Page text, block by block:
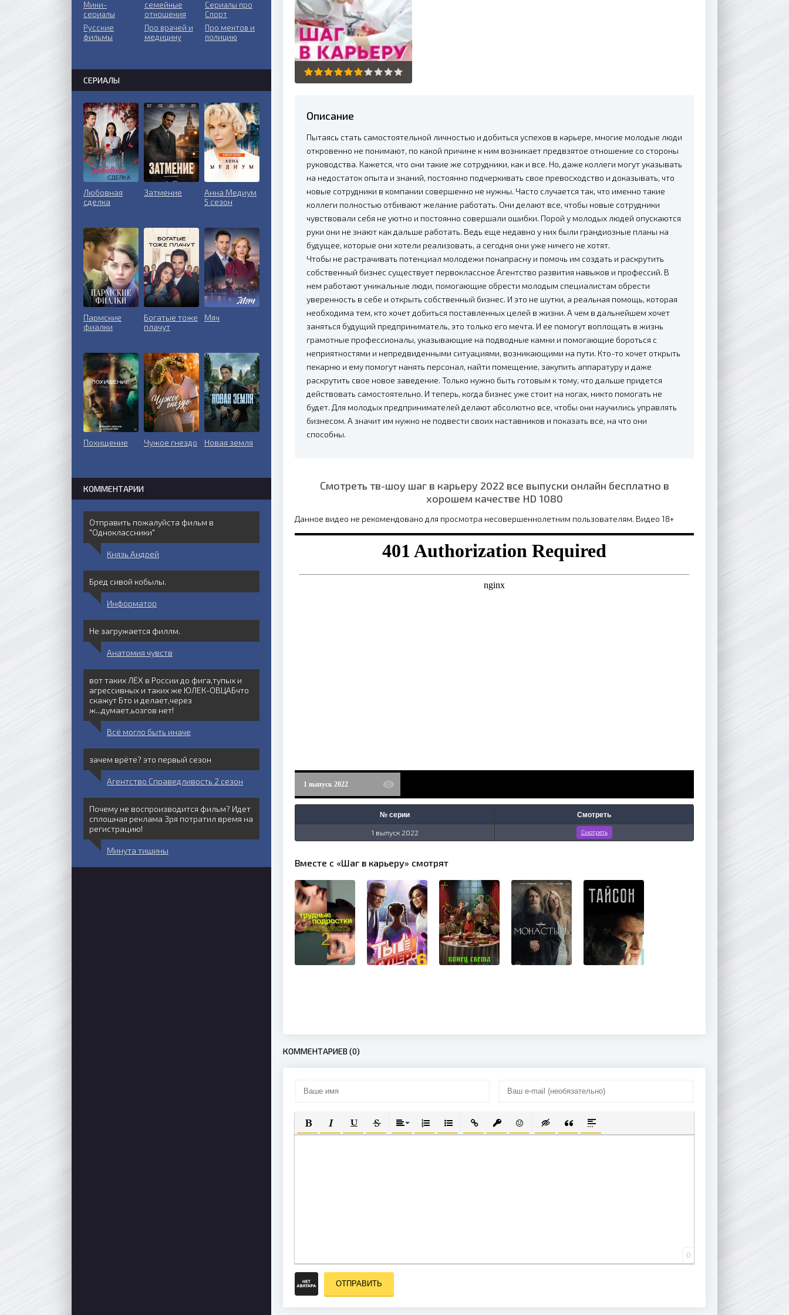
Описание
Пытаясь стать самостоятельной личностью и добиться успехов в карьере, многие молодые люди
откровенно не понимают, по какой причине к ним возникает предвзятое отношение со стороны
руководства. Кажется, что они такие же сотрудники, как и все. Но, даже коллеги могут указывать
на недостаток опыта и знаний, постоянно подчеркивать свое превосходство и доказывать, что
новые сотрудники в компании совершенно не нужны. Часто случается так, что именно такие
коллеги полностью отбивают желание работать. Они делают все, чтобы новые сотрудники
чувствовали себя не уютно и постоянно совершали ошибки. Порой у молодых людей опускаются
руки они не знают как дальше работать. Ведь еще недавно у них были грандиозные планы на
будущее, которые они хотели реализовать, а сегодня они уже ничего не хотят.
Чтобы не растрачивать потенциал молодежи понапрасну и помочь им создать и раскрутить
собственный бизнес существует первоклассное Агентство развития навыков и профессий. В
нем работают уникальные люди, помогающие обрести молодым специалистам обрести
уверенность в себе и открыть собственный бизнес. И это не шутки, а реальная помощь, которая
необходима тем, кто хочет добиться поставленных целей в жизни. А чем в дальнейшем хочет
заняться будущий предприниматель, это только его мечта. И ее помогут воплощать в жизнь
грамотные профессионалы, указывающие на подводные камни и помогающие бороться с
неприятностями и непредвиденными ситуациями, возникающими на пути. Кто-то хочет открыть
пекарню и ему помогут нанять персонал, найти помещение, закупить аппаратуру и даже
раскрутить свое новое заведение. Только нужно быть готовым к тому, что дальше придется
действовать самостоятельно. И теперь, когда бизнес уже стоит на ногах, никто помогать не
будет. Для молодых предпринимателей делают абсолютно все, чтобы они научились управлять
бизнесом. А значит им нужно не подвести своих наставников и показать все, на что они
способны.
Смотреть тв-шоу шаг в карьеру 2022 все выпуски онлайн бесплатно в
хорошем качестве HD 1080
Данное видео не рекомендовано для просмотра несовершеннолетним пользователям. Видео 18+
1 выпуск 2022
№ серии Смотреть
1 выпуск 2022 Смотреть
Вместе с «Шаг в карьеру» смотрят
КОММЕНТАРИЕВ (0)
ПОЛУЖИРНЫЙ
КУРСИВПОДЧЕРКНУТЫЙ
ЗАЧЕРКНУТЫЙВЫРАВНИВАНИЕ
НУМЕРОВАННЫЙ СПИСОК
МАРКИРОВАННЫЙ СПИСОК
ВСТАВИТЬ ССЫЛКУ
ВСТАВИТЬ ЗАЩИЩЕННУЮ ССЫЛКУ
ВСТАВИТЬ СМАЙЛИК
ВСТАВКА СКРЫТОГО ТЕКСТА
ВСТАВКА ЦИТАТЫ
ВСТАВКА СПОЙЛЕРА
0
ОТПРАВИТЬ
Мини-
сериалы
Русские
фильмы
ceмeйныe
oтнoшeния
Пpo врачей и
медицину
Сериалы про
Спорт
Про ментов и
полицию
СЕРИАЛЫ
Любовная
сделка
Затмение
Анна Медиум
5 сезон
Пармские
фиалки
Богатые тоже
плачут
Мяч
Похищение Чужое гнездо Новая земля
КОММЕНТАРИИ
Отправить пожалуйста фильм в
"Одноклассники"
Князь Андрей
Бред сивой кобылы.
Информатор
Не загружается филлм.
Анатомия чувств
вот таких ЛЁХ в России до фига,тупых и
агрессивных и таких же ЮЛЕК-ОВЦАБчто
скажут Бто и делает,через
ж...думает,ьозгов нет!
Всё могло быть иначе
зачем врёте? это первый сезон
Агентство Справедливость 2 сезон
Почему не воспроизводится фильм? Идет
сплошная реклама Зря потратил время на
регистрацию!
Минута тишины